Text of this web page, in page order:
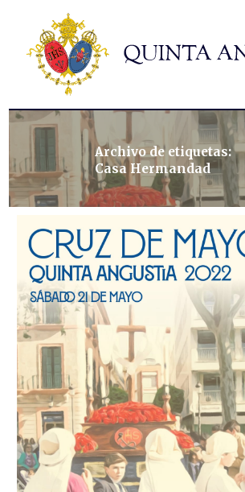
Hermandad
Titulares
Historia y patrimonio
Noticias
Formularios
Archivo de etiquetas:
Casa Hermandad